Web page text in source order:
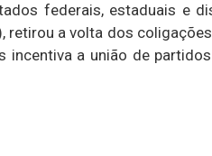
federais, estaduais e
retirou a volta dos
incentiva a união de